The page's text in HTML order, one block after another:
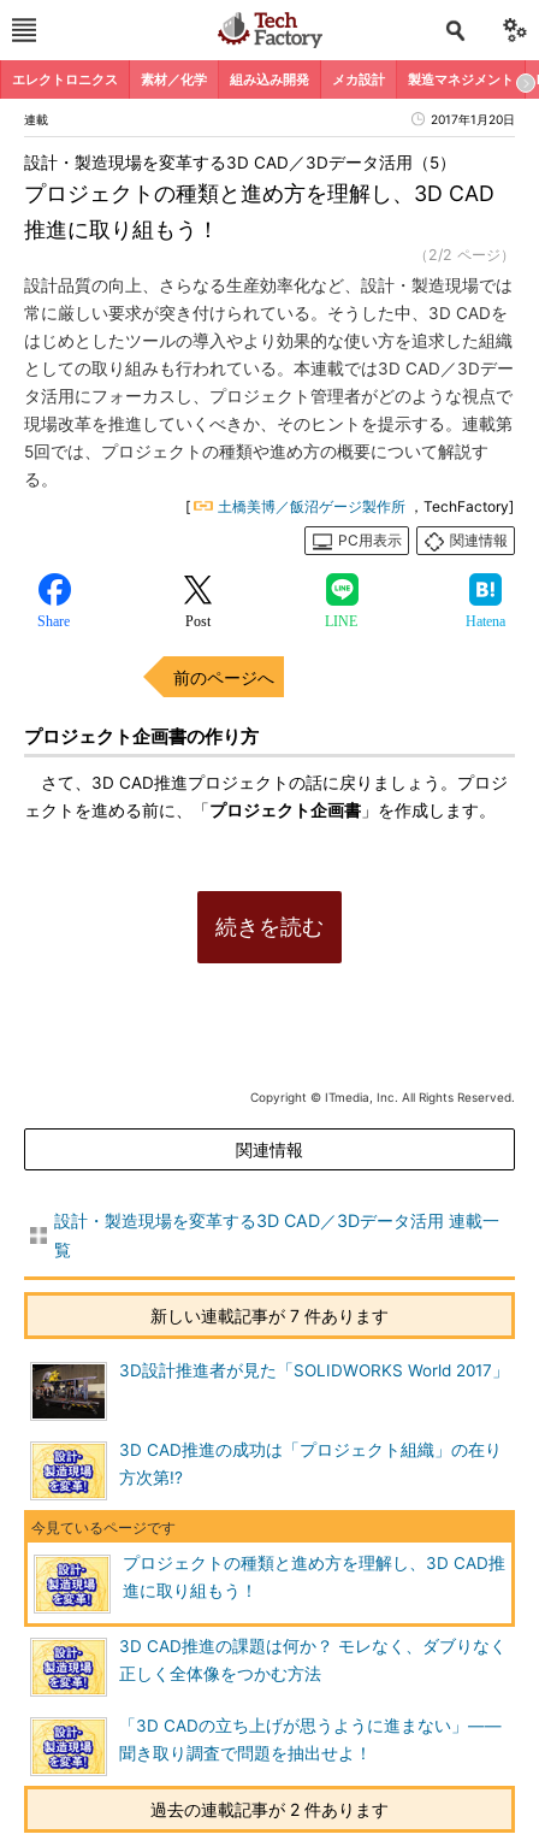
エレクトロニクス 素材／化学 組み込み開発 メカ設計 製造マネジメント
連載 2017年1月20日
プロジェクトの種類と進め方を理解し、3D CAD
推進に取り組もう！
設計・製造現場を変革する3D CAD／3Dデータ活用（5）
（2/2 ページ）
設計品質の向上、さらなる生産効率化など、設計・製造現場では
常に厳しい要求が突き付けられている。そうした中、3D CADを
はじめとしたツールの導入やより効果的な使い方を追求した組織
としての取り組みも行われている。本連載では3D CAD／3Dデー
タ活用にフォーカスし、プロジェクト管理者がどのような視点で
現場改革を推進していくべきか、そのヒントを提示する。連載第
5回では、プロジェクトの種類や進め方の概要について解説す
る。
[ 土橋美博／飯沼ゲージ製作所 ，TechFactory]
PC用表示
関連情報
Share Post LINE Hatena
前のページへ
プロジェクト企画書の作り方
さて、3D CAD推進プロジェクトの話に戻りましょう。プロジ
ェクトを進める前に、「プロジェクト企画書 」を作成します。
続きを読む
Copyright © ITmedia, Inc. All Rights Reserved.
関連情報
設計・製造現場を変革する3D CAD／3Dデータ活用 連載一
覧
新しい連載記事が 7 件あります
3D設計推進者が見た「SOLIDWORKS World 2017」
3D CAD推進の成功は「プロジェクト組織」の在り
方次第!?
プロジェクトの種類と進め方を理解し、3D CAD推
進に取り組もう！
3D CAD推進の課題は何か？ モレなく、ダブりなく
正しく全体像をつかむ方法
「3D CADの立ち上げが思うように進まない」――
聞き取り調査で問題を抽出せよ！
過去の連載記事が 2 件あります